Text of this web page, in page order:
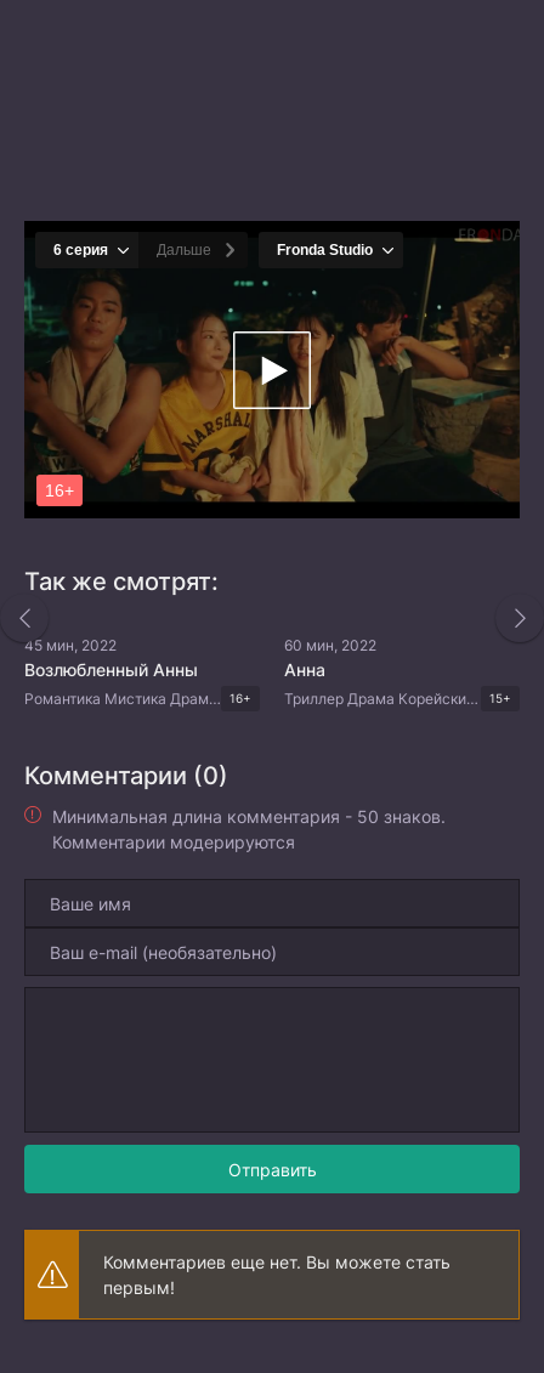
Так же смотрят:
45 мин, 2022
Возлюбленный Анны
Романтика Мистика Драма Китайские дорамы 16+
60 мин, 2022
Анна
Триллер Драма Корейские дорамы 15+
Комментарии (0)
Минимальная длина комментария - 50 знаков.
Комментарии модерируются
Отправить
Комментариев еще нет. Вы можете стать
первым!